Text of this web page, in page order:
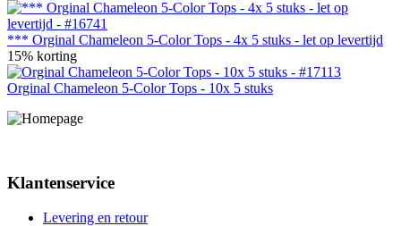
*** Orginal Chameleon 5-Color Tops - 4x 5 stuks - let op levertijd
15% korting
Orginal Chameleon 5-Color Tops - 10x 5 stuks
Klantenservice
Levering en retour